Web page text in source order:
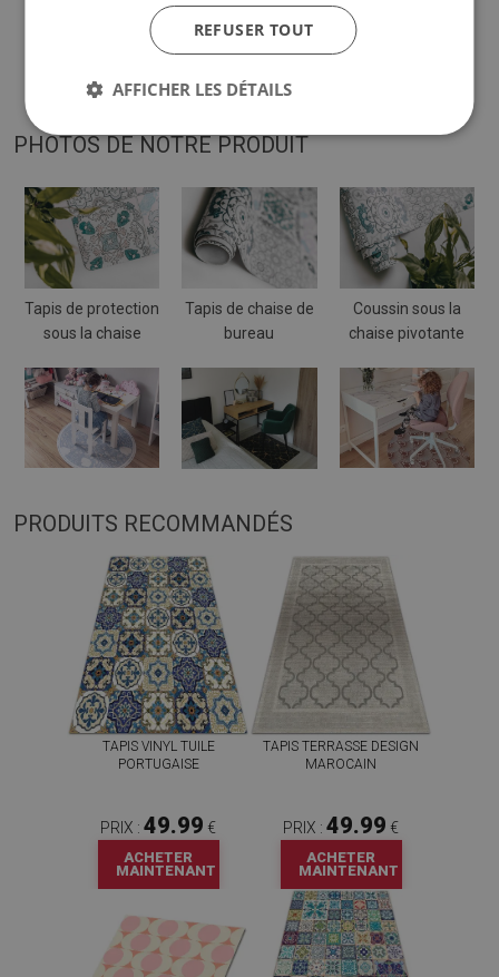
Le tapis est conçu pour être utilisé sur une surface dure.
Lorsqu'il est placé sur une surface molle, il peut se plier et se
PHOTOS DE NOTRE PRODUIT
Tapis de protection
sous la chaise
Tapis de chaise de
bureau
Coussin sous la
chaise pivotante
PRODUITS RECOMMANDÉS
TAPIS VINYL TUILE
PORTUGAISE
PRIX : 49.99 €
ACHETER
MAINTENANT
TAPIS TERRASSE DESIGN
MAROCAIN
PRIX : 49.99 €
ACHETER
MAINTENANT
REFUSER TOUT
AFFICHER LES DÉTAILS